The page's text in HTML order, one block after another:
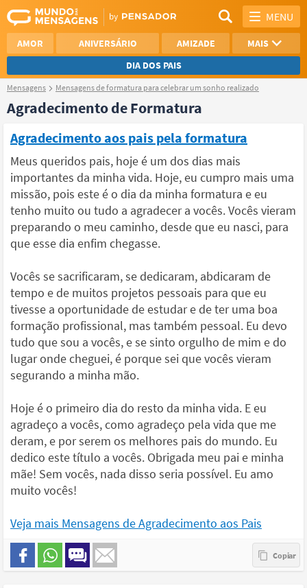
MENU
AMOR ANIVERSÁRIO AMIZADE
MAIS
DIA DOS PAIS
REFLEXÃO
NAMORO
VER TODAS
Mensagens Mensagens de formatura para celebrar um sonho realizado
Agradecimento de Formatura
Agradecimento aos pais pela formatura
Meus queridos pais, hoje é um dos dias mais
importantes da minha vida. Hoje, eu cumpro mais uma
missão, pois este é o dia da minha formatura e eu
tenho muito ou tudo a agradecer a vocês. Vocês vieram
preparando o meu caminho, desde que eu nasci, para
que esse dia enfim chegasse.
Vocês se sacrificaram, se dedicaram, abdicaram de
tempo e de muitos projetos pessoais para que eu
tivesse a oportunidade de estudar e de ter uma boa
formação profissional, mas também pessoal. Eu devo
tudo que sou a vocês, e se sinto orgulho de mim e do
lugar onde cheguei, é porque sei que vocês vieram
segurando a minha mão.
Hoje é o primeiro dia do resto da minha vida. E eu
agradeço a vocês, como agradeço pela vida que me
deram, e por serem os melhores pais do mundo. Eu
dedico este título a vocês. Obrigada meu pai e minha
mãe! Sem vocês, nada disso seria possível. Eu amo
muito vocês!
Veja mais Mensagens de Agradecimento aos Pais